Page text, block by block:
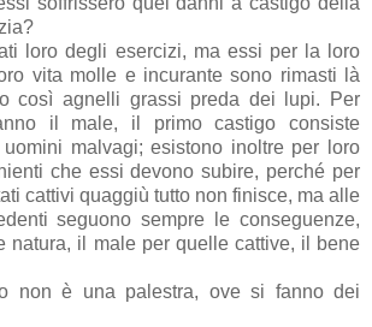
loro degli esercizi, ma essi per la loro
vita molle e incurante sono rimasti là
così agnelli grassi preda dei lupi. Per
il male, il primo castigo consiste
uomini malvagi; esistono inoltre per loro
che essi devono subire, perché per
cattivi quaggiù tutto non finisce, ma alle
seguono sempre le conseguenze,
natura, il male per quelle cattive, il bene
non è una palestra, ove si fanno dei